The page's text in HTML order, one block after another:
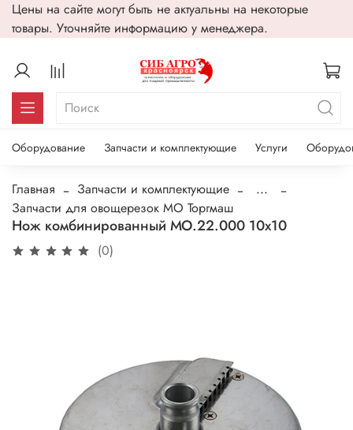
Цены на сайте могут быть не актуальны на некоторые
товары. Уточняйте информацию у менеджера.
Оборудование Запчасти и комплектующие Услуги
Главная Запчасти и комплектующие
...
Запчасти для овощерезок МО Торгмаш
Нож комбинированный МО.22.000 10х10
(0)